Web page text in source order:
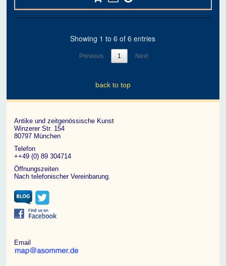
Showing 1 to 6 of 6 entries
Previous 1 Next
back to top
Antike und zeitgenössische Kunst
Winzerer Str. 154
80797 München
Telefon
++49 (0) 89 304714
Öffnungszeiten
Nach telefonischer Vereinbarung.
Email